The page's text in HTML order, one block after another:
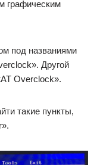
графическим
под названиями
Другой
Overclock».
такие пункты,